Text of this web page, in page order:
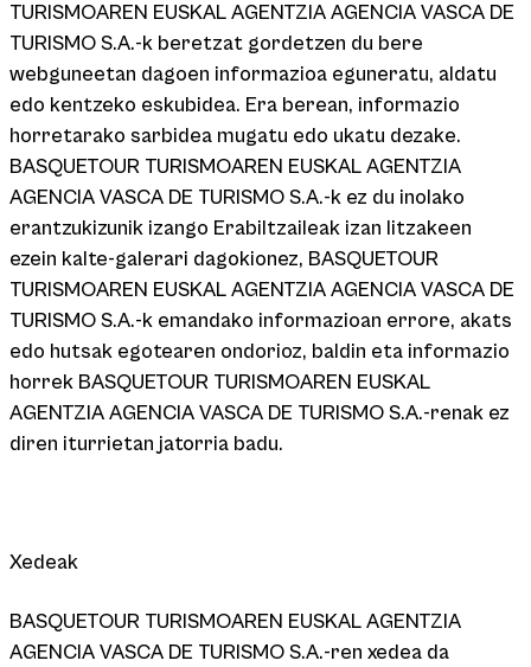
TURISMOAREN EUSKAL AGENTZIA AGENCIA VASCA DE
TURISMO S.A.-k beretzat gordetzen du bere
webguneetan dagoen informazioa eguneratu, aldatu
edo kentzeko eskubidea. Era berean, informazio
horretarako sarbidea mugatu edo ukatu dezake.
BASQUETOUR TURISMOAREN EUSKAL AGENTZIA
AGENCIA VASCA DE TURISMO S.A.-k ez du inolako
erantzukizunik izango Erabiltzaileak izan litzakeen
ezein kalte-galerari dagokionez, BASQUETOUR
TURISMOAREN EUSKAL AGENTZIA AGENCIA VASCA DE
TURISMO S.A.-k emandako informazioan errore, akats
edo hutsak egotearen ondorioz, baldin eta informazio
horrek BASQUETOUR TURISMOAREN EUSKAL
AGENTZIA AGENCIA VASCA DE TURISMO S.A.-renak ez
diren iturrietan jatorria badu.
Xedeak
BASQUETOUR TURISMOAREN EUSKAL AGENTZIA
AGENCIA VASCA DE TURISMO S.A.-ren xedea da